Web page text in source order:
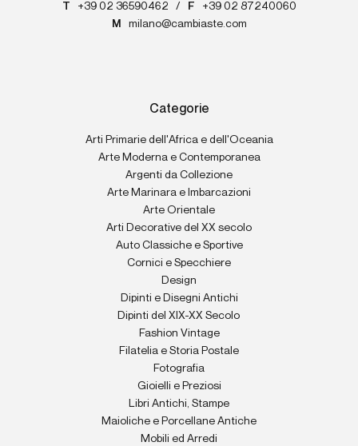
T
+39 02 36590462 / F
+39 02 87240060
M
milano@cambiaste.com
Categorie
Arti Primarie dell'Africa e dell'Oceania
Arte Moderna e Contemporanea
Argenti da Collezione
Arte Marinara e Imbarcazioni
Arte Orientale
Arti Decorative del XX secolo
Auto Classiche e Sportive
Cornici e Specchiere
Design
Dipinti e Disegni Antichi
Dipinti del XIX-XX Secolo
Fashion Vintage
Filatelia e Storia Postale
Fotografia
Gioielli e Preziosi
Libri Antichi, Stampe
Maioliche e Porcellane Antiche
Mobili ed Arredi